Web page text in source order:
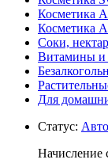
Косметика
Косметика
Соки,
Витамины
Для
Статус:
Начисление